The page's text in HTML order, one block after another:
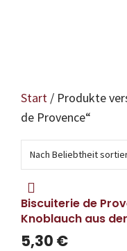
Start / Produkte
de Provence“
Biscuiterie de
Knoblauch aus
5,30 €